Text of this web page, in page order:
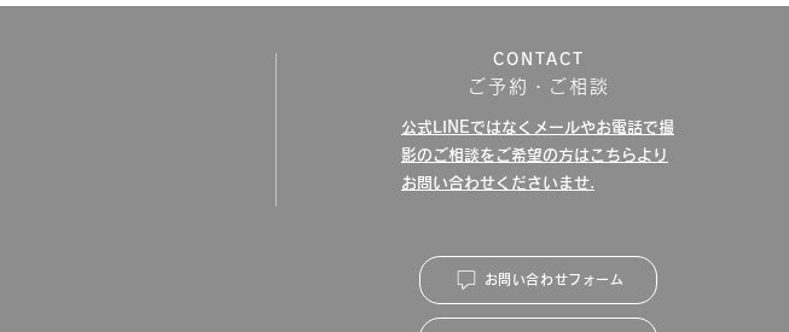
CONTACT
ご予約・ご相談
公式LINEではなく​メールやお電話で撮
影のご相談をご希望の方はこちらより
お問い合わせくださいませ.
お問い合わせフォーム